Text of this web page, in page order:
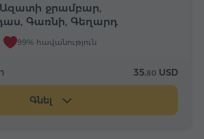
ջրամբար,
Գառնի, Գեղարդ
99% հավանություն
35.80 USD
Գնել